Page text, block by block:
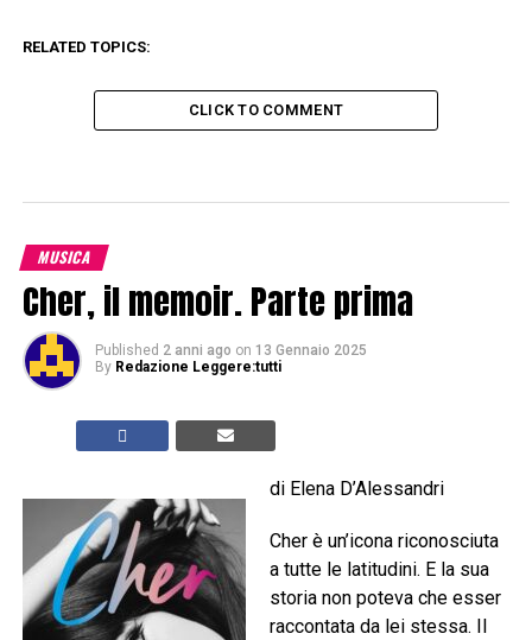
RELATED TOPICS:
CLICK TO COMMENT
MUSICA
Cher, il memoir. Parte prima
Published 2 anni ago on 13 Gennaio 2025
By Redazione Leggere:tutti
di Elena D’Alessandri
Cher è un’icona riconosciuta
a tutte le latitudini. E la sua
storia non poteva che esser
raccontata da lei stessa. Il